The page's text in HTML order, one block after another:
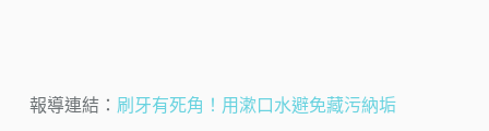
報導連結： 刷牙有死角！用漱口水避免藏污納垢